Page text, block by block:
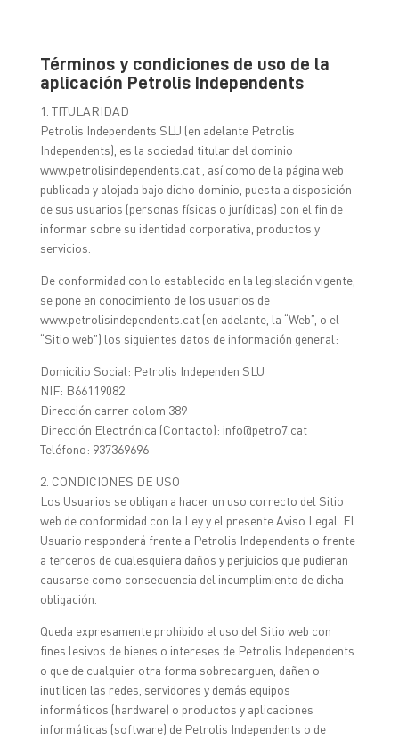
Términos y condiciones de uso de la
aplicación Petrolis Independents
1. TITULARIDAD
Petrolis Independents SLU (en adelante Petrolis
Independents), es la sociedad titular del dominio
www.petrolisindependents.cat , así como de la página web
publicada y alojada bajo dicho dominio, puesta a disposición
de sus usuarios (personas físicas o jurídicas) con el fin de
informar sobre su identidad corporativa, productos y
servicios.
De conformidad con lo establecido en la legislación vigente,
se pone en conocimiento de los usuarios de
www.petrolisindependents.cat (en adelante, la “Web”, o el
“Sitio web”) los siguientes datos de información general:
Domicilio Social: Petrolis Independen SLU
NIF: B66119082
Dirección carrer colom 389
Dirección Electrónica (Contacto): info@petro7.cat
Teléfono: 937369696
2. CONDICIONES DE USO
Los Usuarios se obligan a hacer un uso correcto del Sitio
web de conformidad con la Ley y el presente Aviso Legal. El
Usuario responderá frente a Petrolis Independents o frente
a terceros de cualesquiera daños y perjuicios que pudieran
causarse como consecuencia del incumplimiento de dicha
obligación.
Queda expresamente prohibido el uso del Sitio web con
fines lesivos de bienes o intereses de Petrolis Independents
o que de cualquier otra forma sobrecarguen, dañen o
inutilicen las redes, servidores y demás equipos
informáticos (hardware) o productos y aplicaciones
informáticas (software) de Petrolis Independents o de